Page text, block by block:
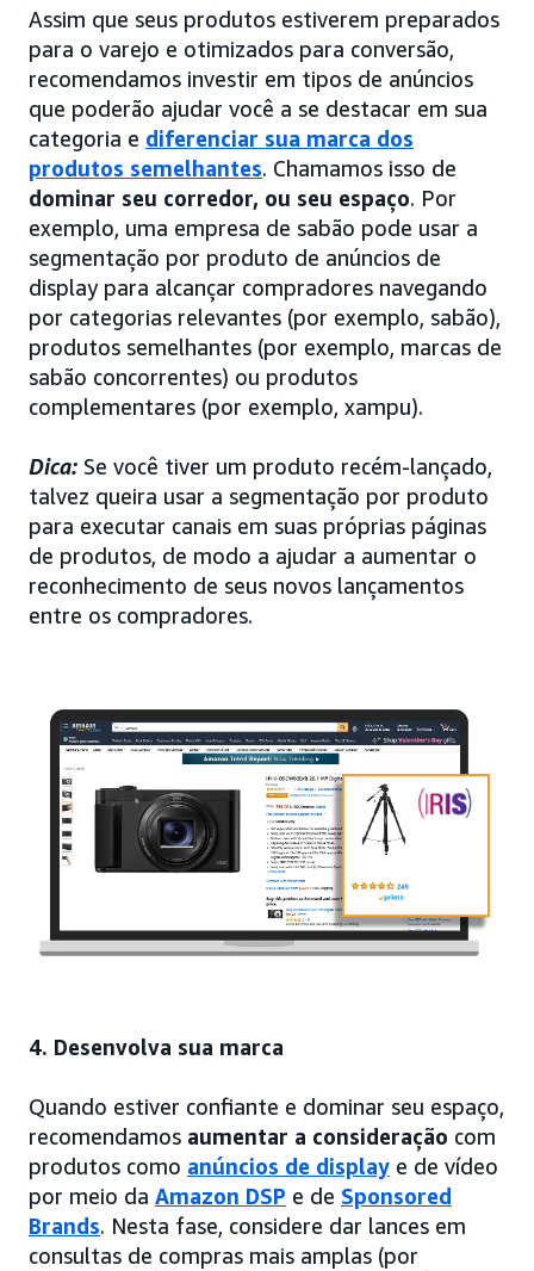
Assim que seus produtos estiverem preparados
para o varejo e otimizados para conversão,
recomendamos investir em tipos de anúncios
que poderão ajudar você a se destacar em sua
categoria e diferenciar sua marca dos
produtos semelhantes. Chamamos isso de
dominar seu corredor, ou seu espaço. Por
exemplo, uma empresa de sabão pode usar a
segmentação por produto de anúncios de
display para alcançar compradores navegando
por categorias relevantes (por exemplo, sabão),
produtos semelhantes (por exemplo, marcas de
sabão concorrentes) ou produtos
complementares (por exemplo, xampu).
Dica: Se você tiver um produto recém-lançado,
talvez queira usar a segmentação por produto
para executar canais em suas próprias páginas
de produtos, de modo a ajudar a aumentar o
reconhecimento de seus novos lançamentos
entre os compradores.
4. Desenvolva sua marca
Quando estiver confiante e dominar seu espaço,
recomendamos aumentar a consideração com
produtos como anúncios de display e de vídeo
por meio da Amazon DSP e de Sponsored
Brands. Nesta fase, considere dar lances em
consultas de compras mais amplas (por